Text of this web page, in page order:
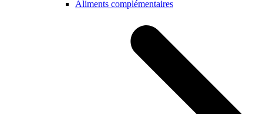
Aliments complémentaires